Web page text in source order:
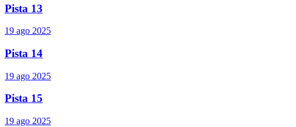
Pista 13
19 ago 2025
Pista 14
19 ago 2025
Pista 15
19 ago 2025